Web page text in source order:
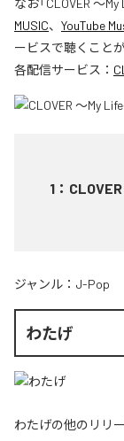
MUSIC、 YouTube
ービスで聴くこと
各配信サービス：
1 ：
ジャンル： J-Pop
わたげ
わたげの他のリリー